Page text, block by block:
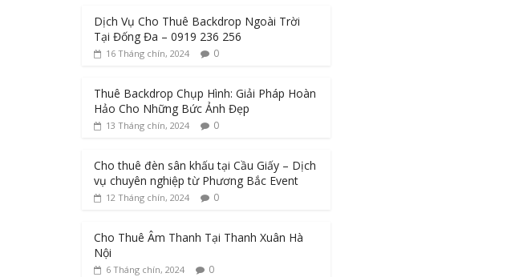
Dịch Vụ Cho Thuê Backdrop Ngoài Trời
Tại Đống Đa – 0919 236 256
16 Tháng chín, 2024 0
Thuê Backdrop Chụp Hình: Giải Pháp Hoàn
Hảo Cho Những Bức Ảnh Đẹp
13 Tháng chín, 2024 0
Cho thuê đèn sân khấu tại Cầu Giấy – Dịch
vụ chuyên nghiệp từ Phương Bắc Event
12 Tháng chín, 2024 0
Cho Thuê Âm Thanh Tại Thanh Xuân Hà
Nội
6 Tháng chín, 2024 0